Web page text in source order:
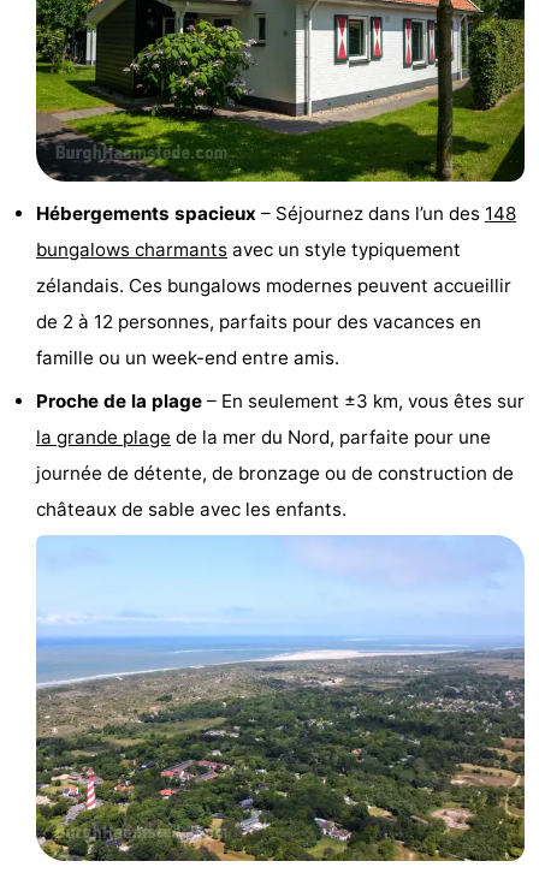
Haamstede
Haert
Wijde
Blick
Zeeland
Village
Zeeuwse
Kust
Zonnedorp
Hof
van
Haamstede
Hôtels
Last
minutes
Plages
Voir
faire
Lieux
d'intérêt
Églises
Moulins
Points
de
Attractions
Hébergements spacieux – Séjournez dans l’un des 148
bungalows charmants avec un style typiquement
zélandais. Ces bungalows modernes peuvent accueillir
de 2 à 12 personnes, parfaits pour des vacances en
famille ou un week-end entre amis.
Proche de la plage – En seulement ±3 km, vous êtes sur
la grande plage de la mer du Nord, parfaite pour une
journée de détente, de bronzage ou de construction de
châteaux de sable avec les enfants.